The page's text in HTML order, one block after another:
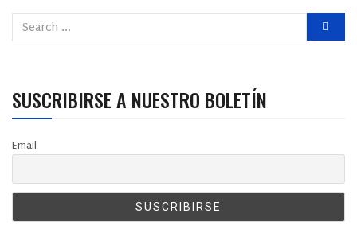
SUSCRIBIRSE A NUESTRO BOLETÍN
Email